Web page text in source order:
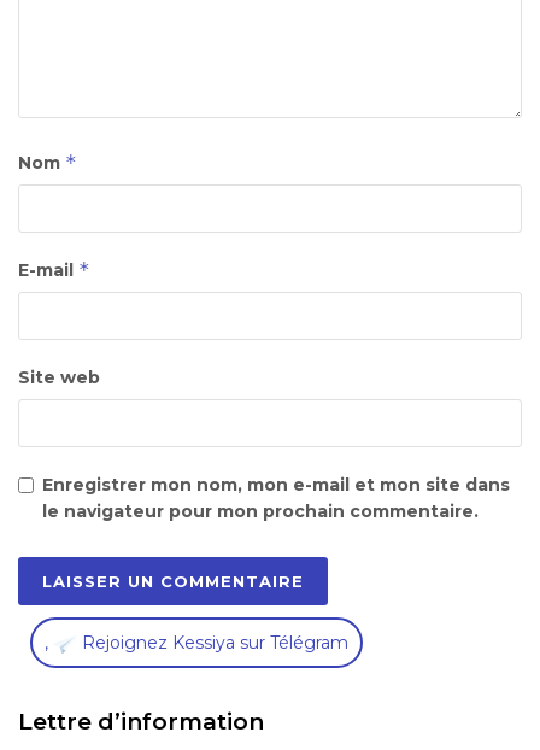
Nom *
E-mail *
Site web
Enregistrer mon nom, mon e-mail et mon site dans
le navigateur pour mon prochain commentaire.
, Rejoignez Kessiya sur Télégram
Lettre d’information